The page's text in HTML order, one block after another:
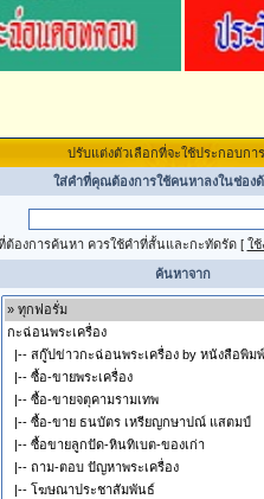
ปรับแต่งตัวเลือกที่จะใช้ประกอบกา
ใส่คำที่คุณต้องการใช้คนหาลงในช่อง
ต้องการค้นหา ควรใช้คำที่สั้นและกะทัดรัด[ ใ
ค้นหาจาก